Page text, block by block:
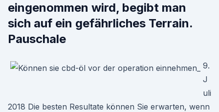
eingenommen wird, begibt man
sich auf ein gefährliches Terrain.
Pauschale
9.
J
uli
2018 Die besten Resultate können Sie erwarten, wenn